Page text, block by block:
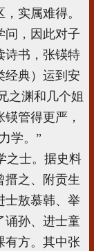
实属难得。
问，因此对子
诗书，张锳特
经典）运到安
之渊和几个姐
管得更严，
学。”
之士。据史料
搢之、附贡生
士敖慕韩、举
诵孙、进士童
有方。其中张